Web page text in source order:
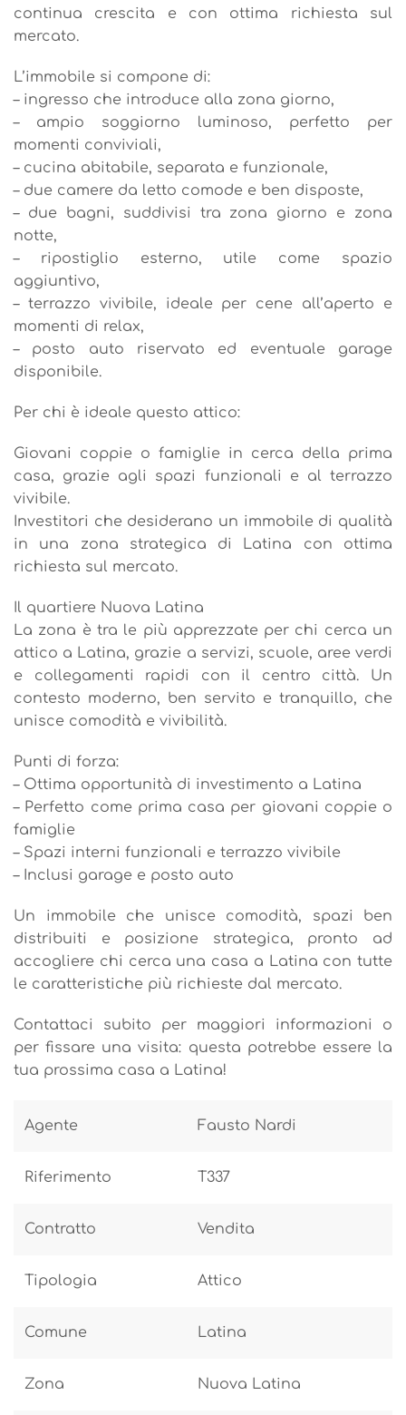
continua crescita e con ottima richiesta sul
mercato.
L’immobile si compone di:
– ingresso che introduce alla zona giorno,
– ampio soggiorno luminoso, perfetto per
momenti conviviali,
– cucina abitabile, separata e funzionale,
– due camere da letto comode e ben disposte,
– due bagni, suddivisi tra zona giorno e zona
notte,
– ripostiglio esterno, utile come spazio
aggiuntivo,
– terrazzo vivibile, ideale per cene all’aperto e
momenti di relax,
– posto auto riservato ed eventuale garage
disponibile.
Per chi è ideale questo attico:
Giovani coppie o famiglie in cerca della prima
casa, grazie agli spazi funzionali e al terrazzo
vivibile.
Investitori che desiderano un immobile di qualità
in una zona strategica di Latina con ottima
richiesta sul mercato.
Il quartiere Nuova Latina
La zona è tra le più apprezzate per chi cerca un
attico a Latina, grazie a servizi, scuole, aree verdi
e collegamenti rapidi con il centro città. Un
contesto moderno, ben servito e tranquillo, che
unisce comodità e vivibilità.
Punti di forza:
– Ottima opportunità di investimento a Latina
– Perfetto come prima casa per giovani coppie o
famiglie
– Spazi interni funzionali e terrazzo vivibile
– Inclusi garage e posto auto
Un immobile che unisce comodità, spazi ben
distribuiti e posizione strategica, pronto ad
accogliere chi cerca una casa a Latina con tutte
le caratteristiche più richieste dal mercato.
Contattaci subito per maggiori informazioni o
per fissare una visita: questa potrebbe essere la
tua prossima casa a Latina!
Agente Fausto Nardi
Riferimento T337
Contratto Vendita
Tipologia Attico
Comune Latina
Zona Nuova Latina